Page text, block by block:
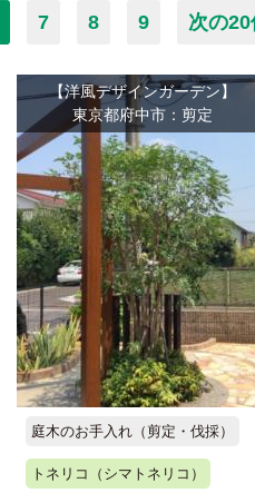
7 8 9 次の
【洋風デザインガーデン】
東京都府中市：剪定
庭木のお手入れ（剪定・伐採）
トネリコ（シマトネリコ）